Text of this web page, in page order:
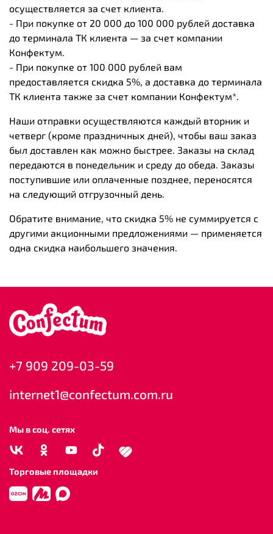
осуществляется за счет клиента.
- При покупке от 20 000 до 100 000 рублей доставка
до терминала ТК клиента — за счет компании
Конфектум.
- При покупке от 100 000 рублей вам
предоставляется скидка 5%, а доставка до терминала
ТК клиента также за счет компании Конфектум*.
Наши отправки осуществляются каждый вторник и
четверг (кроме праздничных дней), чтобы ваш заказ
был доставлен как можно быстрее. Заказы на склад
передаются в понедельник и среду до обеда. Заказы
поступившие или оплаченные позднее, переносятся
на следующий отгрузочный день.
Обратите внимание, что скидка 5% не суммируется с
другими акционными предложениями — применяется
одна скидка наибольшего значения.
+7 909 209-03-59
internet1@confectum.com.ru
Мы в соц. сетях
Торговые площадки